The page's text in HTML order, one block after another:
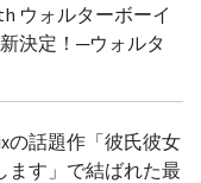
ウォルターボーイ
決定！─ウォルタ
の話題作「彼氏彼女
ます」で結ばれた最